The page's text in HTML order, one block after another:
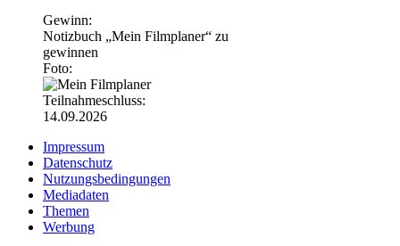
Gewinn:
Notizbuch „Mein Filmplaner“ zu
gewinnen
Foto:
Teilnahmeschluss:
14.09.2026
Impressum
Datenschutz
Nutzungsbedingungen
Mediadaten
Themen
Werbung